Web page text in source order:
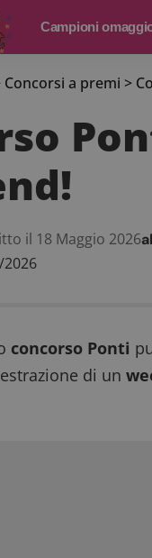
Campioni
Concorsi a premi >
il 18 Maggio 2026
concorso Ponti
di un